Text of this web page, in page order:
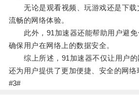
无论是观看视频、玩游戏还是下载
流畅的网络体验。
此外，91加速器还能帮助用户避免
确保用户在网络上的数据安全。
综上所述，91加速器不仅让用户的
还为用户提供了更加便捷、安全的网络
#3#